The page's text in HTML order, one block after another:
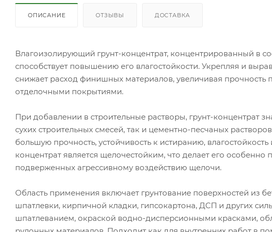
ОПИСАНИЕ ОТЗЫВЫ ДОСТАВКА
Влагоизолирующий грунт-концентрат, концентрированный в
способствует повышению его влагостойкости. Укрепляя и
снижает расход финишных материалов, увеличивая прочность
отделочными покрытиями.
При добавлении в строительные растворы, грунт-концентрат
сухих строительных смесей, так и цементно-песчаных
большую прочность, устойчивость к истиранию,
концентрат является щелочестойким, что делает его
подверженных агрессивному воздействию щелочи.
Область применения включает грунтование поверхностей из
шпатлевки, кирпичной кладки, гипсокартона, ДСП и других
шпатлеванием, окраской водно-дисперсионными красками,